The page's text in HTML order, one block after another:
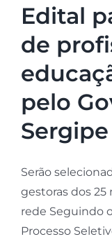
Edital
de
pelo
Sergipe
Serão
gestoras dos
rede Seguindo
Processo